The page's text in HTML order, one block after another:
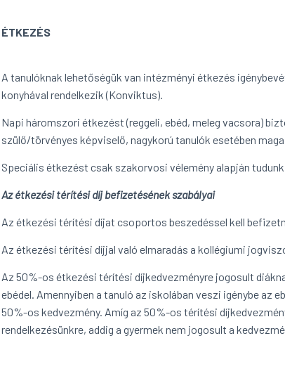
ÉTKEZÉS
A tanulóknak lehetőségük van intézményi étkezés
konyhával rendelkezik (Konviktus).
Napi háromszori étkezést (reggeli, ebéd, meleg vacsora)
szülő/törvényes képviselő, nagykorú tanulók esetében
Speciális étkezést csak szakorvosi vélemény alapján
Az étkezési térítési díj befizetésének szabályai
Az étkezési térítési díjat csoportos beszedéssel kell
Az étkezési térítési díjjal való elmaradás a kollégiumi
Az 50%-os étkezési térítési díjkedvezményre jogosult
ebédel. Amennyiben a tanuló az iskolában veszi igénybe az
50%-os kedvezmény. Amíg az 50%-os térítési
rendelkezésünkre, addig a gyermek nem jogosult a